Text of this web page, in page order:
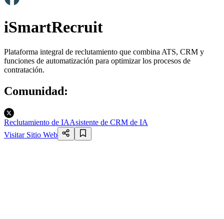
iSmartRecruit
Plataforma integral de reclutamiento que combina ATS, CRM y
funciones de automatización para optimizar los procesos de
contratación.
Comunidad:
Reclutamiento de IAAsistente de CRM de IA
Visitar Sitio Web